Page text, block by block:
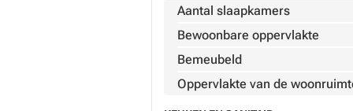
Aantal slaapkamers
Bewoonbare oppervlakte
Bemeubeld
Oppervlakte van de